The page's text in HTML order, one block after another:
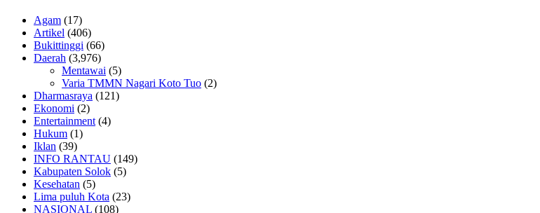
Agam (17)
Artikel (406)
Bukittinggi (66)
Daerah (3,976)
Mentawai (5)
Varia TMMN Nagari Koto Tuo (2)
Dharmasraya (121)
Ekonomi (2)
Entertainment (4)
Hukum (1)
Iklan (39)
INFO RANTAU (149)
Kabupaten Solok (5)
Kesehatan (5)
Lima puluh Kota (23)
NASIONAL (108)